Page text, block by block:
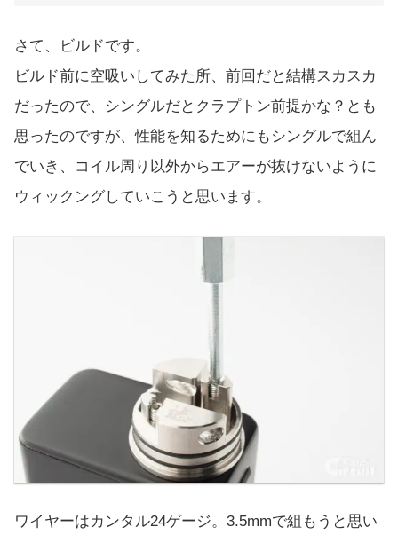
さて、ビルドです。
ビルド前に空吸いしてみた所、前回だと結構スカスカ
だったので、シングルだとクラプトン前提かな？とも
思ったのですが、性能を知るためにもシングルで組ん
でいき、コイル周り以外からエアーが抜けないように
ウィックングしていこうと思います。
ワイヤーはカンタル24ゲージ。3.5mmで組もうと思い